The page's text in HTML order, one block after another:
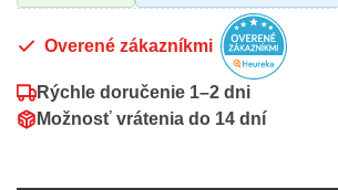
Overené zákazníkmi
Rýchle doručenie 1–2 dni
Možnosť vrátenia do 14 dní